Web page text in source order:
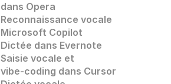
dans Opera
Reconnaissance vocale
Microsoft Copilot
Dictée dans Evernote
Saisie vocale et
vibe-coding dans Cursor